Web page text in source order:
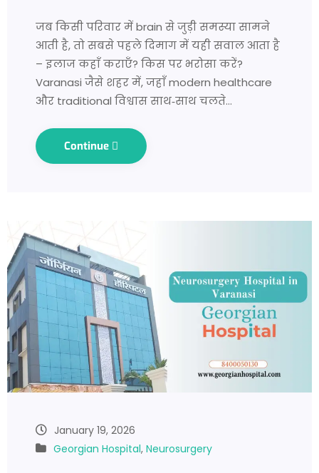
जब किसी परिवार में brain से जुड़ी समस्या सामने
आती है, तो सबसे पहले दिमाग में यही सवाल आता है
– इलाज कहाँ कराएँ? किस पर भरोसा करें?
Varanasi जैसे शहर में, जहाँ modern healthcare
और traditional विश्वास साथ‑साथ चलते…
Continue
January 19, 2026
Georgian Hospital, Neurosurgery